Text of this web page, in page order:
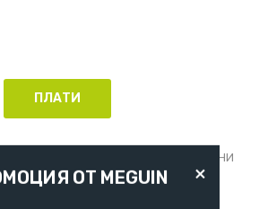
ДОБАВИ КЪМ ЖЕЛАНИ
ОТ MEGUIN ×